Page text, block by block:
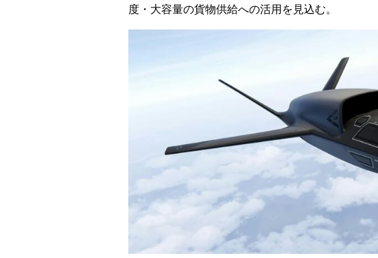
度・大容量の貨物供給への活用を見込む。